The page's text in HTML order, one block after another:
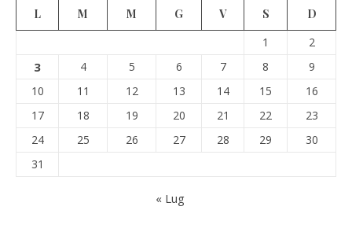
L M M G V S
D
1
2
3 4 5 6 7 8
9
10
11 12 13 14 15
16
17
18 19 20 21 22
23
24
25 26 27 28 29
30
31
« Lug